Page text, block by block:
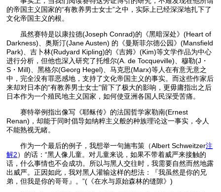
的帝国主义国家的“有教养男士女士”之中，实际上已经深深地扎下了
文化帝国主义的根。
虽然赛特是以康拉德(Joseph Conrad)的《黑暗深处》(Heart of
Darkness)、奥斯汀(Jane Austen) 的《曼斯菲尔德公园》(Mansfield
Park)、吉卜林(Rudyard Kipling)的《吉姆》(Kim)等文学作品为中心
进行分析，但他也深入研究了托维尔(A. de Tocqueville)、穆勒(J・
S・Mill)、黑格尔(Georg Hegel)、马克思(Marx)等人在有意无意之
中，完全没有罪恶感地，支持了文化帝国主义的事实。而这些作家后
来却对日本的“有教养男士女士”留下了极大的影响，更毋庸指出之后
日本作为一个殖民地主义国家，如何使亚洲各国人民深受苦痛。
赛特举例指出像写《耶稣传》的法国哲学家勒南(Ernest
Renan)，却能于同时倡导如纳粹主义般的种族理论这一事实，令人
不能熟视无睹。
作为一个最后的例子，我想举一句施韦策（Albert Schweitzer注
解2）的话：“黑人像儿童。对儿童来说，如果不带着威严来接触的
话，什么事情也不会成功。所以与黑人交往时，我需要自然而然地露
出威严。正因如此，我对黑人灌输这样的想法：『我虽然是你的兄
弟，但我是你的哥哥』。”(《在水与原始森林的缝隙》)